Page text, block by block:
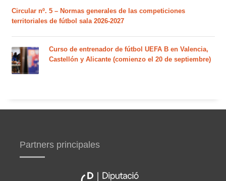
Circular nº. 5 – Normas generales de las competiciones
territoriales de fútbol sala 2026-2027
Curso de entrenador de fútbol UEFA B en Valencia,
Castellón y Alicante (comienzo el 20 de septiembre)
Partners principales